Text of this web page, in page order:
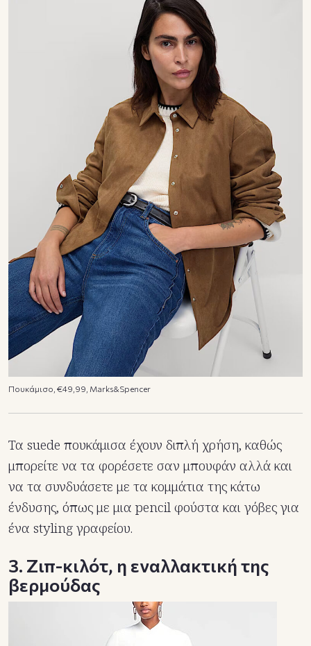
Πουκάμισο, €49,99, Marks&Spencer
Τα suede πουκάμισα έχουν διπλή χρήση, καθώς
μπορείτε να τα φορέσετε σαν μπουφάν αλλά και
να τα συνδυάσετε με τα κομμάτια της κάτω
ένδυσης, όπως με μια pencil φούστα και γόβες για
ένα styling γραφείου.
3. Ζιπ-κιλότ, η εναλλακτική της
βερμούδας